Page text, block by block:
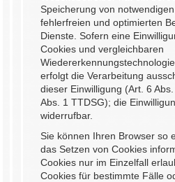
Speicherung von
fehlerfreien und optimierten
Dienste. Sofern eine
Cookies und vergleichbaren
erfolgt die Verarbeitung
dieser Einwilligung (Art. 6
Abs. 1 TTDSG); die
widerrufbar.
Sie können Ihren Browser so
das Setzen von Cookies
Cookies nur im Einzelfall
Cookies für bestimmte Fälle